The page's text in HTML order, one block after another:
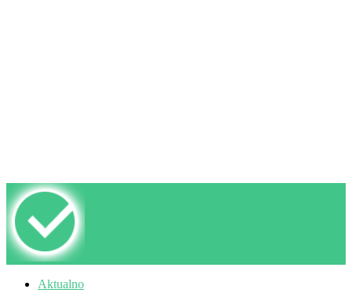
Aktualno